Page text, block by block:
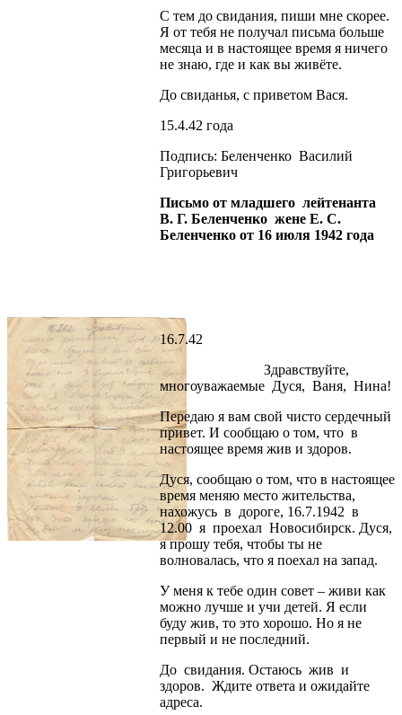
С тем до свидания, пиши мне скорее.
Я от тебя не получал письма больше
месяца и в настоящее время я ничего
не знаю, где и как вы живёте.
До свиданья, с приветом Вася.
15.4.42 года
Подпись: Беленченко Василий
Григорьевич
Письмо от младшего лейтенанта
В. Г. Беленченко жене Е. С.
Беленченко от 16 июля 1942 года
16.7.42
Здравствуйте,
многоуважаемые Дуся, Ваня, Нина!
Передаю я вам свой чисто сердечный
привет. И сообщаю о том, что в
настоящее время жив и здоров.
Дуся, сообщаю о том, что в настоящее
время меняю место жительства,
нахожусь в дороге, 16.7.1942 в
12.00 я проехал Новосибирск. Дуся,
я прошу тебя, чтобы ты не
волновалась, что я поехал на запад.
У меня к тебе один совет – живи как
можно лучше и учи детей. Я если
буду жив, то это хорошо. Но я не
первый и не последний.
До свидания. Остаюсь жив и
здоров. Ждите ответа и ожидайте
адреса.